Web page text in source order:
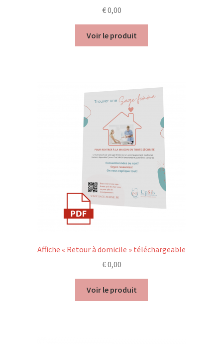
€0,00
Voir le produit
Affiche « Retour à domicile » téléchargeable
€0,00
Voir le produit